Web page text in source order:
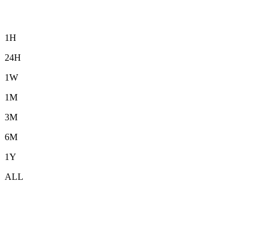
1H
24H
1W
1M
3M
6M
1Y
ALL